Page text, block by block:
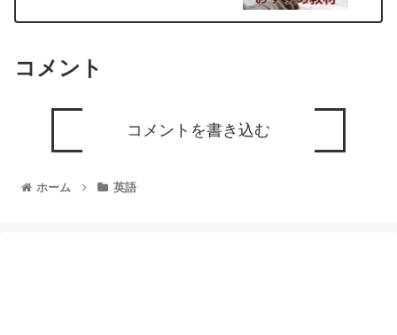
コメント
コメントを書き込む
ホーム 英語